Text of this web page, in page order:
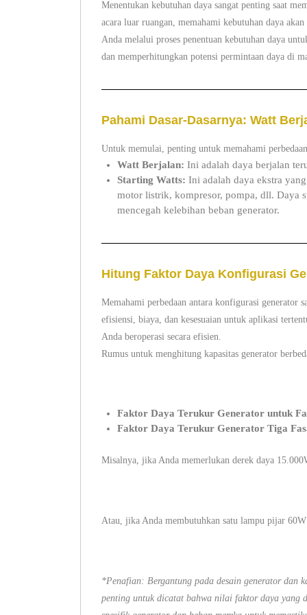
Menentukan kebutuhan daya sangat penting saat
acara luar ruangan, memahami kebutuhan daya
Anda melalui proses penentuan kebutuhan daya
dan memperhitungkan potensi permintaan daya di
Pahami Dasar-Dasarnya: Watt
Untuk memulai, penting untuk memahami
Watt Berjalan: Ini adalah daya berjalan
Starting Watts: Ini adalah daya ekstra
motor listrik, kompresor, pompa, dll. Daya
mencegah kelebihan beban generator.
Hitung Faktor Daya Konfigurasi
Memahami perbedaan antara konfigurasi generator
efisiensi, biaya, dan kesesuaian untuk aplikasi
Anda beroperasi secara efisien.
Rumus untuk menghitung kapasitas generator
Faktor Daya Terukur Generator untuk
Faktor Daya Terukur Generator Tiga
Misalnya, jika Anda memerlukan derek daya
Atau, jika Anda membutuhkan satu lampu pijar
*Penafian: Bergantung pada desain generator dan
penting untuk dicatat bahwa nilai faktor daya yang